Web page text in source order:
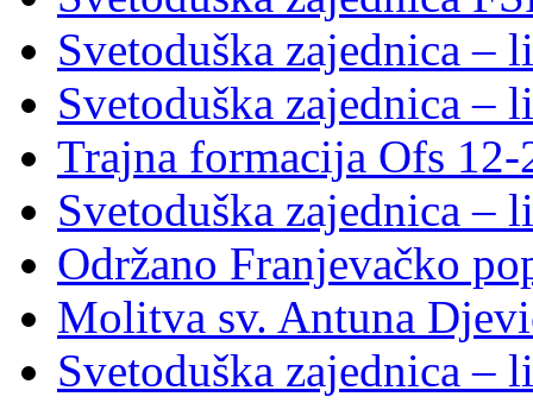
Svetoduška zajednica –
Svetoduška zajednica –
Trajna formacija Ofs 12-
Svetoduška zajednica –
Održano Franjevačko
Molitva sv. Antuna
Svetoduška zajednica –